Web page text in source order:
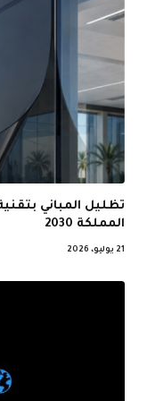
تظليل المباني
المملكة 2030
21 يوليو، 2026